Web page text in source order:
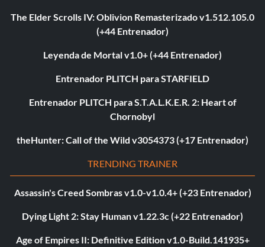
The Elder Scrolls IV: Oblivion Remasterizado v1.512.105.0
(+44 Entrenador)
Leyenda de Mortal v1.0+ (+44 Entrenador)
Entrenador PLITCH para STARFIELD
Entrenador PLITCH para S.T.A.L.K.E.R. 2: Heart of
Chornobyl
theHunter: Call of the Wild v3054373 (+17 Entrenador)
TRENDING TRAINER
Assassin's Creed Sombras v1.0-v1.0.4+ (+23 Entrenador)
Dying Light 2: Stay Human v1.22.3c (+22 Entrenador)
Age of Empires II: Definitive Edition v1.0-Build.141935+